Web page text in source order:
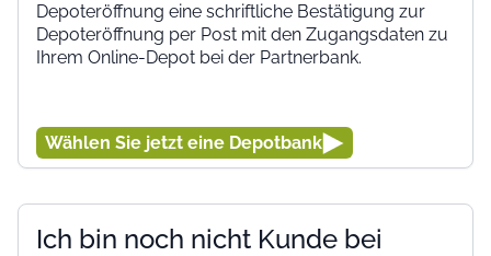
Depoteröffnung eine schriftliche Bestätigung zur
Depoteröffnung per Post mit den Zugangsdaten zu
Ihrem Online-Depot bei der Partnerbank.
Wählen Sie jetzt eine Depotbank
Ich bin noch nicht Kunde bei